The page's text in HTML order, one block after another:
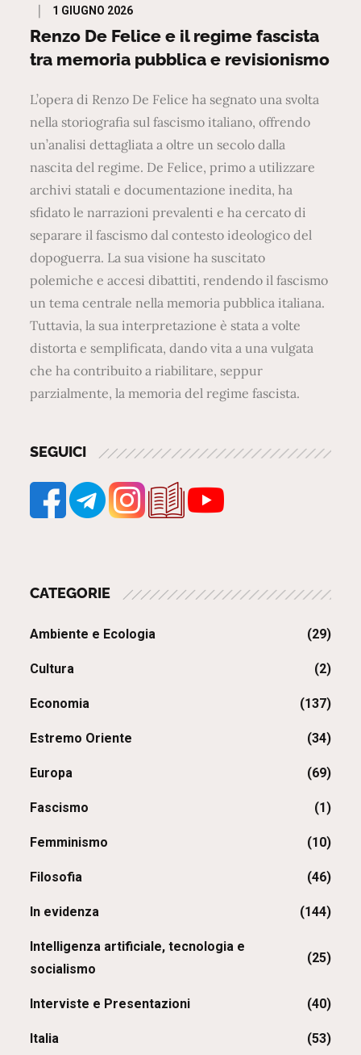
Posted
on
1 GIUGNO 2026
Renzo De Felice e il regime fascista
tra memoria pubblica e revisionismo
L’opera di Renzo De Felice ha segnato una svolta
nella storiografia sul fascismo italiano, offrendo
un’analisi dettagliata a oltre un secolo dalla
nascita del regime. De Felice, primo a utilizzare
archivi statali e documentazione inedita, ha
sfidato le narrazioni prevalenti e ha cercato di
separare il fascismo dal contesto ideologico del
dopoguerra. La sua visione ha suscitato
polemiche e accesi dibattiti, rendendo il fascismo
un tema centrale nella memoria pubblica italiana.
Tuttavia, la sua interpretazione è stata a volte
distorta e semplificata, dando vita a una vulgata
che ha contribuito a riabilitare, seppur
parzialmente, la memoria del regime fascista.
SEGUICI
CATEGORIE
Ambiente e Ecologia (29)
Cultura (2)
Economia (137)
Estremo Oriente (34)
Europa (69)
Fascismo (1)
Femminismo (10)
Filosofia (46)
In evidenza (144)
Intelligenza artificiale, tecnologia e
socialismo
(25)
Interviste e Presentazioni (40)
Italia (53)